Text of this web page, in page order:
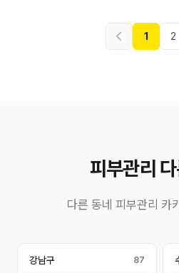
1 2
피부관리
다른 동네 피부관리 카
강남구 87